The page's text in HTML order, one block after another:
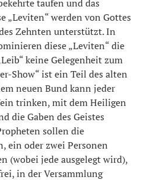
taufen und das
„Leviten“ werden von Gottes
Zehnten unterstützt. In
diese „Leviten“ die
keine Gelegenheit zum
Show“ ist ein Teil des alten
neuen Bund kann jeder
trinken, mit dem Heiligen
die Gaben des Geistes
sollen die
ein oder zwei Personen
(wobei jede ausgelegt wird),
in der Versammlung